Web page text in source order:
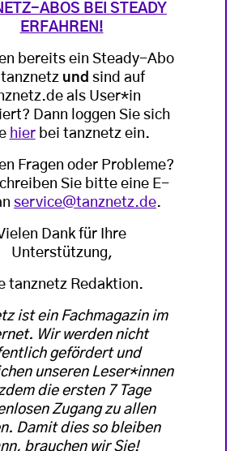
ABOS BEI STEADY
ERFAHREN!
bereits ein Steady-Abo
und sind auf
als User*in
Dann loggen Sie sich
hierbei tanznetz ein.
Fragen oder Probleme?
Sie bitte eine E-
service@tanznetz.de.
Dank für Ihre
Unterstützung,
tanznetz Redaktion.
ist ein Fachmagazin im
Wir werden nicht
gefördert und
unseren Leser*innen
die ersten 7 Tage
Zugang zu allen
Damit dies so bleiben
brauchen wir Sie!